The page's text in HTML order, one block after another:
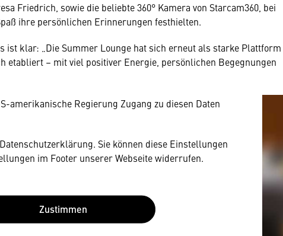
Friedrich, sowie die beliebte 360° Kamera von Starcam360, bei
ihre persönlichen Erinnerungen festhielten.
ist klar: „Die Summer Lounge hat sich erneut als starke Plattform
etabliert – mit viel positiver Energie, persönlichen Begegnungen
externen Inhalt anzeigen. Dafür benötigen wir
Ihr Browser personenbezogene technische Daten zu
mit US-amerikanischen Anbietern austauscht.
amerikanische Regierung Zugang zu diesen Daten
Sie können diese Einstellungen
im Footer unserer Webseite widerrufen.
Zustimmen